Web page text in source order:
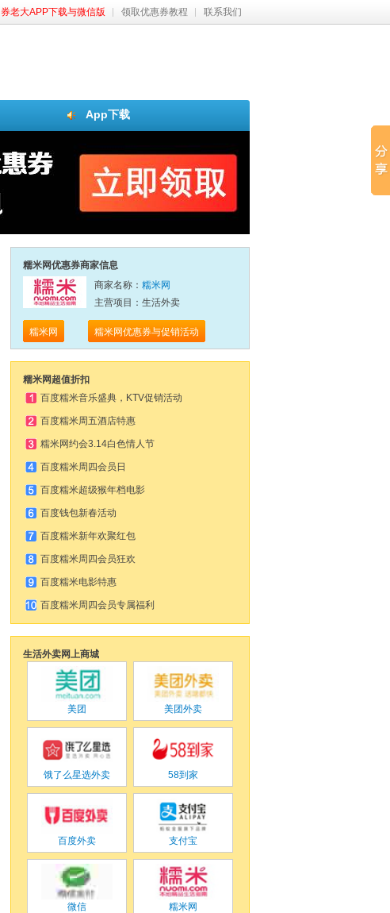
券老大APP下载与微信版 领取优惠券教程 联系我们
App下载
糯米网优惠券商家信息
商家名称： 糯米网
主营项目：生活外卖
糯米网 糯米网优惠券与促销活动
糯米网超值折扣
百度糯米音乐盛典，KTV促销活动
百度糯米周五酒店特惠
糯米网约会3.14白色情人节
百度糯米周四会员日
百度糯米超级猴年档​电影
百度钱包新春活动
百度糯米新年欢聚红包
百度糯米周四会员狂欢
百度糯米电影特惠
百度糯米周四会员专属福利
生活外卖网上商城
美团 美团外卖
饿了么星选外卖 58到家
百度外卖 支付宝
微信 糯米网